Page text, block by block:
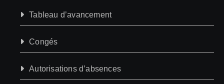
Tableau d’avancement
Congés
Autorisations d’absences